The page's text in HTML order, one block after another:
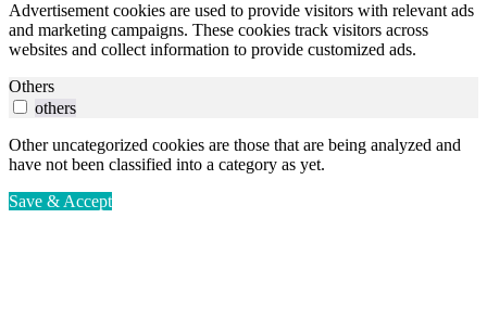
Advertisement cookies are used to provide visitors with relevant ads
and marketing campaigns. These cookies track visitors across
websites and collect information to provide customized ads.
Others
others
Other uncategorized cookies are those that are being analyzed and
have not been classified into a category as yet.
Save & Accept